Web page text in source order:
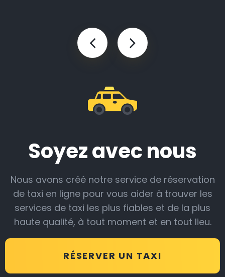
Soyez avec nous
Nous avons créé notre service de réservation
de taxi en ligne pour vous aider à trouver les
services de taxi les plus fiables et de la plus
haute qualité, à tout moment et en tout lieu.
RÉSERVER UN TAXI